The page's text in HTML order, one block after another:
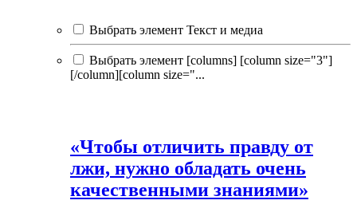
Выбрать элемент Текст и медиа
Выбрать элемент [columns] [column size="3"]
[/column][column size="...
«Чтобы отличить правду от
лжи, нужно обладать очень
качественными знаниями»